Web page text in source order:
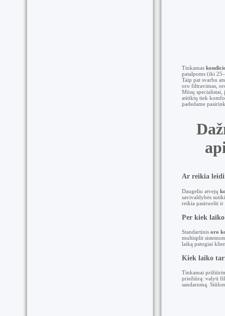
Tinkamas
patalpoms (iki
Taip pat svarbu
oro filtravimas,
Mūsų
atitiktų tiek
padedame
Ar reikia
Daugeliu atvejų
savivaldybės
reikia pasiruošti
Per kiek
Standartinis oro
multisplit
laiką patogiai
Kiek laiko
Tinkamai
priežiūrą: valyti
sandarumą.